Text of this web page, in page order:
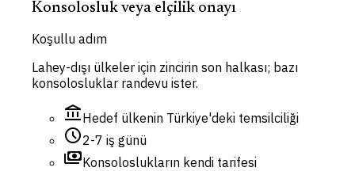
Konsolosluk veya elçilik onayı
Koşullu adım
Lahey-dışı ülkeler için zincirin son halkası; bazı
konsolosluklar randevu ister.
account_balanceHedef ülkenin Türkiye'deki temsilciliği
schedule2-7 iş günü
paymentsKonsoloslukların kendi tarifesi